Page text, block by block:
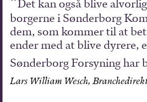
Det kan også blive
borgerne i Sønderborg
dem, som kommer til at
ender med at blive dyrere,
Sønderborg Forsyning har
Lars William Wesch,